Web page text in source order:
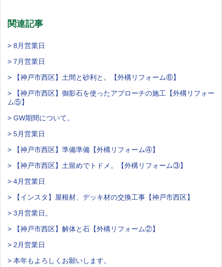
関連記事
> 8月営業日
> 7月営業日
> 【神戸市西区】土間と砂利と。【外構リフォーム⑥】
> 【神戸市西区】御影石を使ったアプローチの施工【外構リフォー
ム⑤】
> GW期間について。
> 5月営業日
> 【神戸市西区】準備準備【外構リフォーム④】
> 【神戸市西区】土留めでトドメ。【外構リフォーム③】
> 4月営業日
> 【インスタ】屋根材、デッキ材の交換工事【神戸市西区】
> 3月営業日。
> 【神戸市西区】解体と石【外構リフォーム②】
> 2月営業日
> 本年もよろしくお願いします。